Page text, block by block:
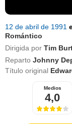
12 de abril de 1991
Romántico
Dirigida por Tim
Reparto Johnny
Título original
Medios
4,0